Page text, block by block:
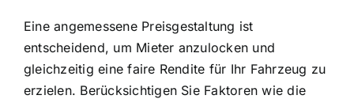
Eine angemessene Preisgestaltung ist
entscheidend, um Mieter anzulocken und
gleichzeitig eine faire Rendite für Ihr Fahrzeug zu
erzielen. Berücksichtigen Sie Faktoren wie die